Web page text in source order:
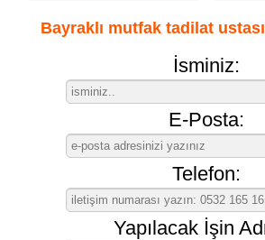
Bayraklı mutfak tadilat
İsminiz:
E-Posta:
Telefon:
Yapılacak İşin